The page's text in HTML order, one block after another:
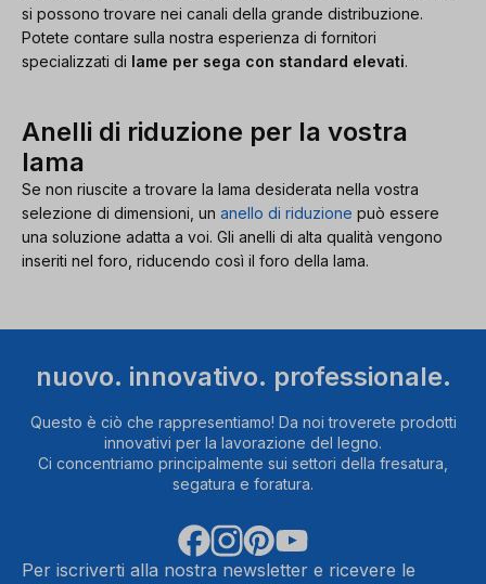
si possono trovare nei canali della grande distribuzione.
Potete contare sulla nostra esperienza di fornitori
specializzati di lame per sega con standard elevati.
Anelli di riduzione per la vostra
lama
Se non riuscite a trovare la lama desiderata nella vostra
selezione di dimensioni, un anello di riduzione può essere
una soluzione adatta a voi. Gli anelli di alta qualità vengono
inseriti nel foro, riducendo così il foro della lama.
nuovo. innovativo. professionale.
Questo è ciò che rappresentiamo! Da noi troverete prodotti
innovativi per la lavorazione del legno.
Ci concentriamo principalmente sui settori della fresatura,
segatura e foratura.
Per iscriverti alla nostra newsletter e ricevere le